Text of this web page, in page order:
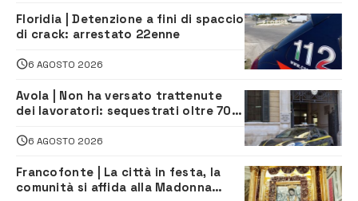
Floridia | Detenzione a fini di spaccio
di crack: arrestato 22enne
6 AGOSTO 2026
Avola | Non ha versato trattenute
dei lavoratori: sequestrati oltre 700
climatizzazione
6 AGOSTO 2026
Francofonte | La città in festa, la
comunità si affida alla Madonna